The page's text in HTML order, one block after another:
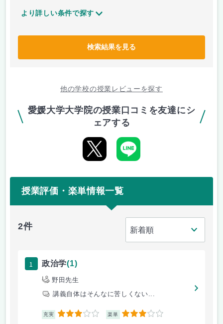
より詳しい条件で探す
検索結果を見る
他の学校の授業レビューを探す
愛媛大学大学院の授業口コミを友達にシ
ェアする
授業評価・楽単情報一覧
2件
1 政治学(1)
野田先生
講義自体はそんなに苦しくない...
充実 3 楽単 3